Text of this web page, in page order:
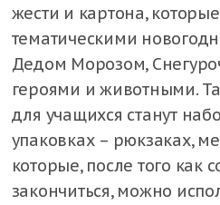
жести и картона,
тематическими
Дедом Морозом,
героями и животными.
для учащихся станут
упаковках – рюкзаках,
которые, после того как
закончиться, можно